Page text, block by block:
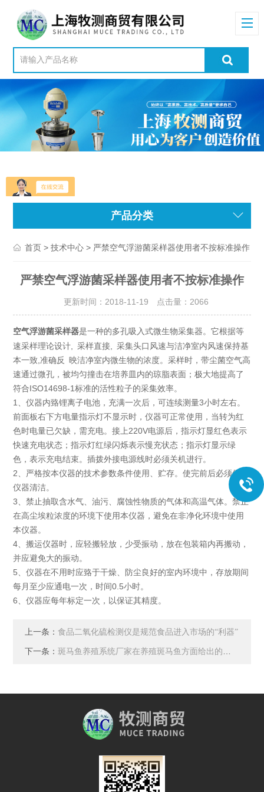
产品分类
首页 >技术中心 > 严禁空气浮游菌采样器使用者不按标准操作
严禁空气浮游菌采样器使用者不按标准操作
更新时间：2018-11-19 点击量： 2066
空气浮游菌采样器是一种的多孔吸入式微生物采集器。它根据等
速采样理论设计, 采样直接, 采集头口风速与洁净室内风速保持基
本一致,准确反 映洁净室内微生物的浓度。采样时，带尘菌空气高
速通过微孔，被均匀撞击在培养皿内的琼脂表面；极大地提高了
符合ISO14698-1标准的活性粒子的采集效率。
1、仪器内臵锂离子电池，充满一次后，可连续测量3小时左右。
前面板右下方电量指示灯不显示时，仪器可正常使用，当转为红
色时电量已欠缺，需充电。接上220V电源后，指示灯显红色表示
快速充电状态；指示灯红绿闪烁表示慢充状态；指示灯显示绿
色，表示充电结束。插拨外接电源线时必须关机进行。
2、严格按本仪器的技术参数条件使用、贮存。使完前后必须保证
仪器清洁。
3、禁止抽取含水气、油污、腐蚀性物质的气体和高温气体。禁止
在高尘埃粒浓度的环境下使用本仪器，避免在非净化环境中使用
本仪器。
4、搬运仪器时，应轻搬轻放，少受振动，放在包装箱内再搬动，
并应避免大的振动。
5、仪器在不用时应臵于干燥、防尘良好的室内环境中，存放期间
每月至少应通电一次，时间0.5小时。
6、仪器应每年标定一次，以保证其精度。
上一条：食品二氧化硫检测仪是规范食品进入市场的“利器”
下一条：斑马鱼养殖系统厂家在养殖斑马鱼方面给出的建议